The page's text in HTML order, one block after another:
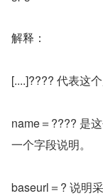
解释：
[....]???? 代表这
name＝???? 是
一个字段说明。
baseurl＝? 说明